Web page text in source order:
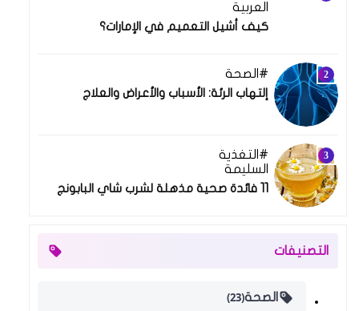
العربية
كيف أشيل التعميم في الإمارات؟
الصحة
إلتهاب الرئة: الأسباب والأعراض والعلاج
التغذية
السليمة
11 فائدة صحية مذهلة لشرب شاي البابونج
التصنيفات
الصحة(23)